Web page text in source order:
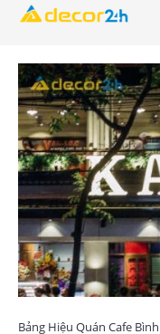
Bảng Hiệu Quán Cafe